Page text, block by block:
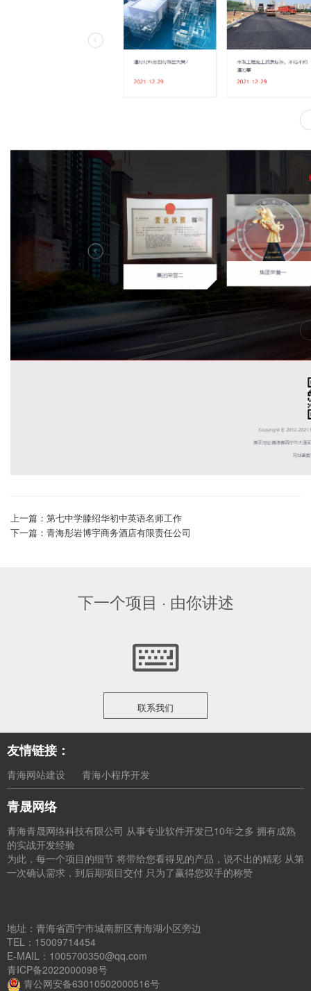
上一篇：第七中学滕绍华初中英语名师工作
下一篇：青海彤岩博宇商务酒店有限责任公司
下一个项目 · 由你讲述
联系我们
友情链接：
青海网站建设 青海小程序开发
青晟网络
青海青晟网络科技有限公司 从事专业软件开发已10年之多 拥有成熟
的实战开发经验
为此，每一个项目的细节 将带给您看得见的产品，说不出的精彩 从第
一次确认需求，到后期项目交付 只为了赢得您双手的称赞
地址：青海省西宁市城南新区青海湖小区旁边
TEL：15009714454
E-MAIL：1005700350@qq.com
青ICP备2022000098号
青公网安备63010502000516号